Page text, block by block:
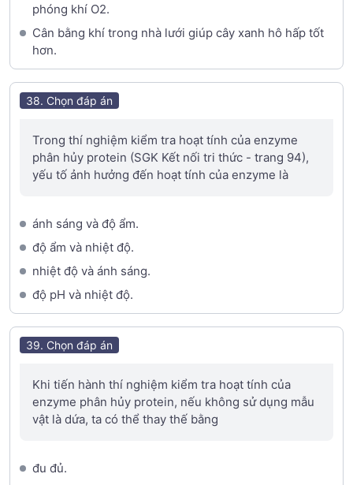
phóng khí O2.
Cân bằng khí trong nhà lưới giúp cây xanh hô hấp tốt
hơn.
38. Chọn đáp án
Trong thí nghiệm kiểm tra hoạt tính của enzyme
phân hủy protein (SGK Kết nối tri thức - trang 94),
yếu tố ảnh hưởng đến hoạt tính của enzyme là
ánh sáng và độ ẩm.
độ ẩm và nhiệt độ.
nhiệt độ và ánh sáng.
độ pH và nhiệt độ.
39. Chọn đáp án
Khi tiến hành thí nghiệm kiểm tra hoạt tính của
enzyme phân hủy protein, nếu không sử dụng mẫu
vật là dứa, ta có thể thay thế bằng
đu đủ.